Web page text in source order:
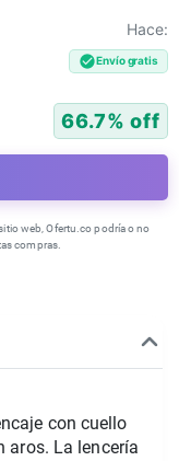
Hace:
Envío gratis
66.7% off
web, Ofertu.co podría o no
compras.
con cuello
aros. La lencería